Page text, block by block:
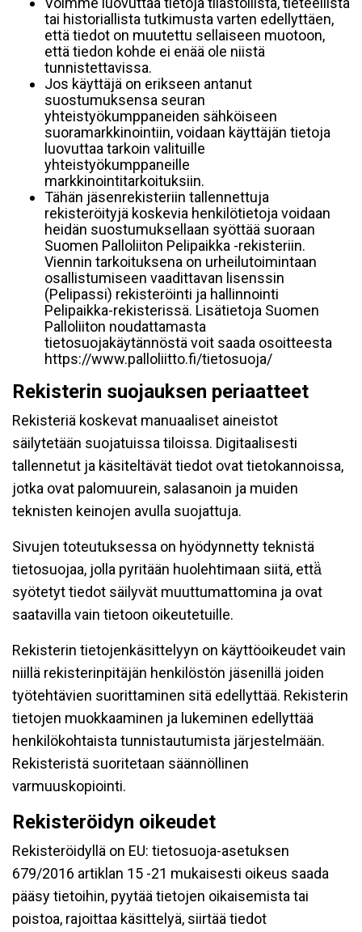
tai historiallista tutkimusta varten edellyttäen,
että tiedot on muutettu sellaiseen muotoon,
että tiedon kohde ei enää ole niistä
tunnistettavissa.
Jos käyttäjä on erikseen antanut
suostumuksensa seuran
yhteistyökumppaneiden sähköiseen
suoramarkkinointiin, voidaan käyttäjän tietoja
luovuttaa tarkoin valituille
yhteistyökumppaneille
markkinointitarkoituksiin.
Tähän jäsenrekisteriin tallennettuja
rekisteröityjä koskevia henkilötietoja voidaan
heidän suostumuksellaan syöttää suoraan
Suomen Palloliiton Pelipaikka -rekisteriin.
Viennin tarkoituksena on urheilutoimintaan
osallistumiseen vaadittavan lisenssin
(Pelipassi) rekisteröinti ja hallinnointi
Pelipaikka-rekisterissä. Lisätietoja Suomen
Palloliiton noudattamasta
tietosuojakäytännöstä voit saada osoitteesta
https://www.palloliitto.fi/tietosuoja/
Rekisterin suojauksen periaatteet
Rekisteriä koskevat manuaaliset aineistot
säilytetään suojatuissa tiloissa. Digitaalisesti
tallennetut ja käsiteltävät tiedot ovat tietokannoissa,
jotka ovat palomuurein, salasanoin ja muiden
teknisten keinojen avulla suojattuja.
Sivujen toteutuksessa on hyödynnetty teknistä
tietosuojaa, jolla pyritään huolehtimaan siitä, että̈
syötetyt tiedot säilyvät muuttumattomina ja ovat
saatavilla vain tietoon oikeutetuille.
Rekisterin tietojenkäsittelyyn on käyttöoikeudet vain
niillä rekisterinpitäjän henkilöstön jäsenillä joiden
työtehtävien suorittaminen sitä edellyttää. Rekisterin
tietojen muokkaaminen ja lukeminen edellyttää
henkilökohtaista tunnistautumista järjestelmään.
Rekisteristä suoritetaan säännöllinen
varmuuskopiointi.
Rekisteröidyn oikeudet
Rekisteröidyllä on EU: tietosuoja-asetuksen
679/2016 artiklan 15 -21 mukaisesti oikeus saada
pääsy tietoihin, pyytää tietojen oikaisemista tai
poistoa, rajoittaa käsittelyä, siirtää tiedot